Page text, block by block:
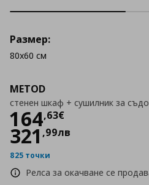
METOD
стенен шкаф + сушилник за
164,63€
Цена
321 ,99лв
825 точки
Релса за окачване се
Размер:
80x60 см